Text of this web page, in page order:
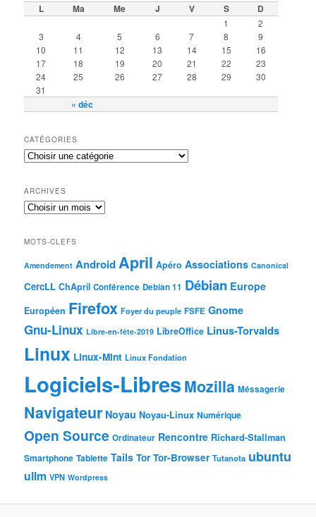
L Ma Me J V S D
« déc
1
2
3
4 5 6 7 8
9
10
11 12 13 14 15
16
17
18 19 20 21 22
23
24
25 26 27 28 29
30
31
CATÉGORIES
ARCHIVES
MOTS-CLEFS
Amendement AndroidApril Apéro Associations Canonical
CercLL ChApril Conférence Debian 11 Débian Europe
Européen Firefox Foyer du peuple FSFE Gnome
Gnu-Linux Libre-en-fête-2019 LibreOffice Linus-Torvalds
Linux Linux-Mint Linux Fondation
Logiciels-LibresMozilla Méssagerie
Navigateur Noyau Noyau-Linux Numérique
Open Source Ordinateur Rencontre Richard-Stallman
Smartphone Tablette Tails Tor Tor-Browser Tutanota ubuntu
ullm VPN Wordpress